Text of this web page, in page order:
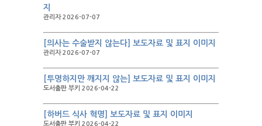
지
관리자 2026-07-07
[의사는 수술받지 않는다] 보도자료 및 표지 이미지
관리자 2026-07-07
[투명하지만 깨지지 않는] 보도자료 및 표지 이미지
도서출판 부키 2026-04-22
[하버드 식사 혁명] 보도자료 및 표지 이미지
도서출판 부키 2026-04-22